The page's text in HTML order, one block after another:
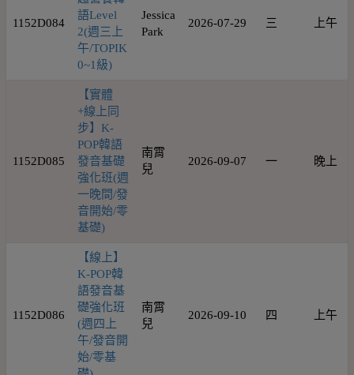
1152D084
語Level
2(週三上
午/TOPIK
0~1級)
Jessica
Park
2026-07-29 三 上午
1152D085
【實體
+線上同
步】K-
POP韓語
發音基礎
強化班(週
一晚間/發
音開始/零
基礎)
南霄
兒
2026-09-07 一 晚上
1152D086
【線上】
K-POP韓
語發音基
礎強化班
(週四上
午/發音開
始/零基
南霄
兒
2026-09-10 四 上午